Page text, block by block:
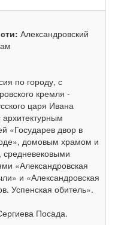
Александровский
по городу, с
кремля -
царя Ивана
архитектурным
«Государев двор в
домовым храмом и
«Александровская
и «Александровская
Успенская обитель».
Посада.